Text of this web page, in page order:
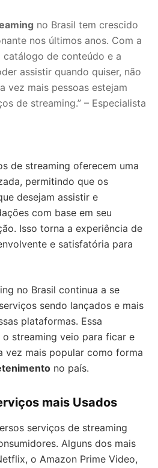
no Brasil tem crescido
nos últimos anos. Com a
de conteúdo e a
assistir quando quiser, não
vez mais pessoas estejam
de streaming.” – Especialista
de streaming oferecem uma
permitindo que os
desejam assistir e
com base em seu
Isso torna a experiência de
e satisfatória para
no Brasil continua a se
sendo lançados e mais
plataformas. Essa
streaming veio para ficar e
vez mais popular como forma
no país.
mais Usados
serviços de streaming
Alguns dos mais
o Amazon Prime Video,